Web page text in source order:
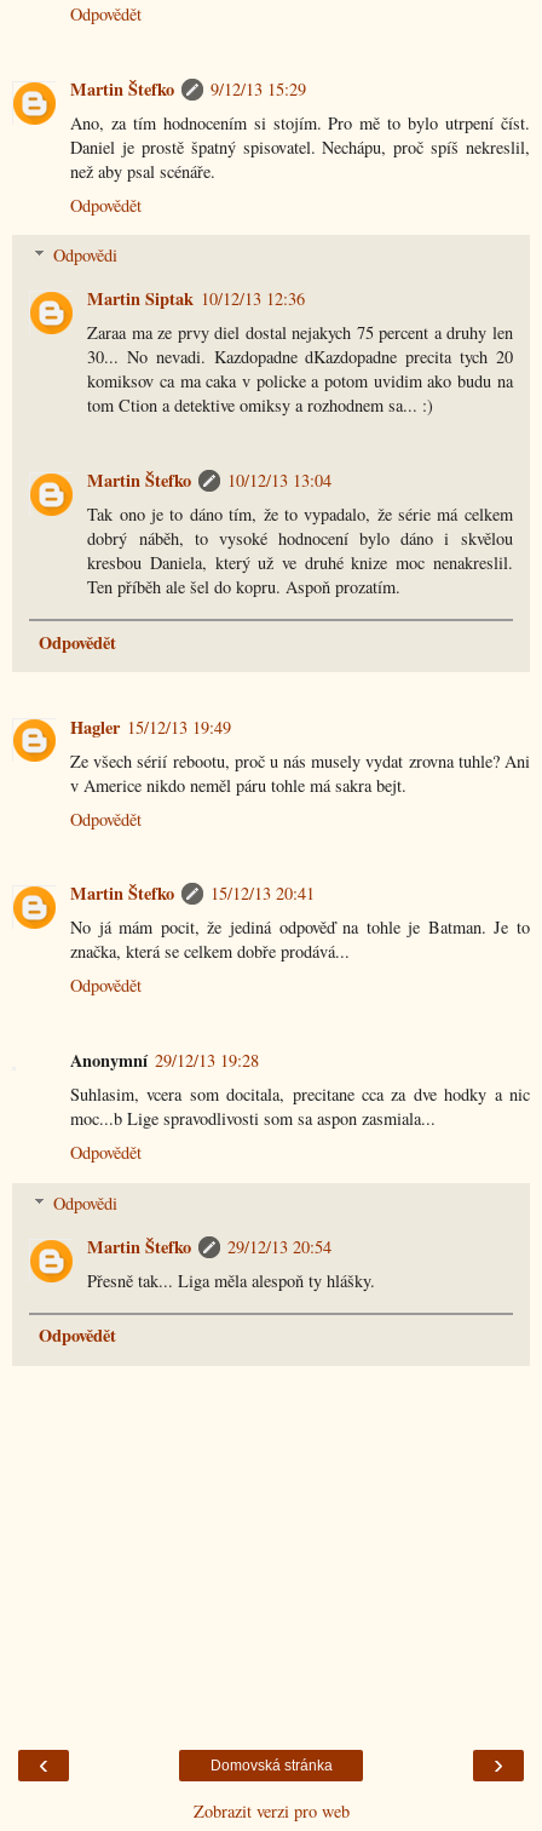
Odpovědět
Martin Štefko
9/12/13 15:29
Ano, za tím hodnocením si stojím. Pro mě to bylo utrpení číst.
Daniel je prostě špatný spisovatel. Nechápu, proč spíš nekreslil,
než aby psal scénáře.
Odpovědět
Odpovědi
Martin Siptak 10/12/13 12:36
Zaraa ma ze prvy diel dostal nejakych 75 percent a druhy len
30... No nevadi. Kazdopadne dKazdopadne precita tych 20
komiksov ca ma caka v policke a potom uvidim ako budu na
tom Ction a detektive omiksy a rozhodnem sa... :)
Martin Štefko
10/12/13 13:04
Tak ono je to dáno tím, že to vypadalo, že série má celkem
dobrý náběh, to vysoké hodnocení bylo dáno i skvělou
kresbou Daniela, který už ve druhé knize moc nenakreslil.
Ten příběh ale šel do kopru. Aspoň prozatím.
Odpovědět
Hagler 15/12/13 19:49
Ze všech sérií rebootu, proč u nás musely vydat zrovna tuhle? Ani
v Americe nikdo neměl páru tohle má sakra bejt.
Odpovědět
Martin Štefko
15/12/13 20:41
No já mám pocit, že jediná odpověď na tohle je Batman. Je to
značka, která se celkem dobře prodává...
Odpovědět
Anonymní 29/12/13 19:28
Suhlasim, vcera som docitala, precitane cca za dve hodky a nic
moc...b Lige spravodlivosti som sa aspon zasmiala...
Odpovědět
Odpovědi
Martin Štefko
29/12/13 20:54
Přesně tak... Liga měla alespoň ty hlášky.
Odpovědět
‹ ›
Domovská stránka
Zobrazit verzi pro web